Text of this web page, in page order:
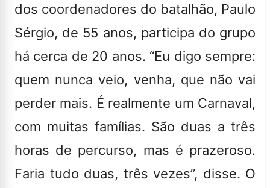
dos coordenadores do batalhão, Paulo
Sérgio, de 55 anos, participa do grupo
há cerca de 20 anos. “Eu digo sempre:
quem nunca veio, venha, que não vai
perder mais. É realmente um Carnaval,
com muitas famílias. São duas a três
horas de percurso, mas é prazeroso.
Faria tudo duas, três vezes”, disse. O